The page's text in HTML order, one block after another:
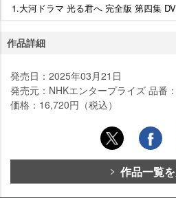
1.大河ドラマ 光る君へ 完全版 第四集
作品詳細
発売日：2025年03月21日
発売元：NHKエンタープライズ 品番
価格：16,720円（税込）
作品一覧